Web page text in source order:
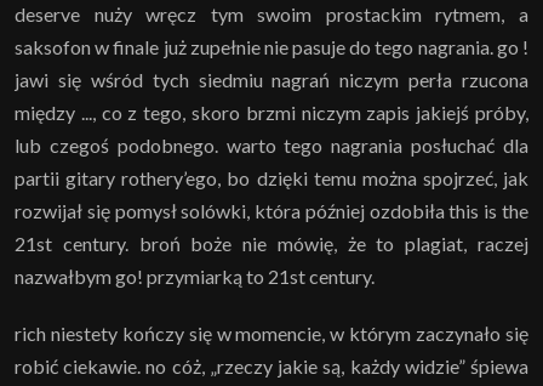
deserve nuży wręcz tym swoim prostackim rytmem, a
saksofon w finale już zupełnie nie pasuje do tego nagrania. go !
jawi się wśród tych siedmiu nagrań niczym perła rzucona
między ..., co z tego, skoro brzmi niczym zapis jakiejś próby,
lub czegoś podobnego. warto tego nagrania posłuchać dla
partii gitary rothery’ego, bo dzięki temu można spojrzeć, jak
rozwijał się pomysł solówki, która później ozdobiła this is the
21st century. broń boże nie mówię, że to plagiat, raczej
nazwałbym go! przymiarką to 21st century.
rich niestety kończy się w momencie, w którym zaczynało się
robić ciekawie. no cóż, „rzeczy jakie są, każdy widzie” śpiewa